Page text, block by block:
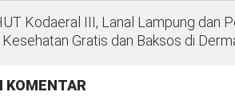
Kodaeral III, Lanal Lampung dan
Gratis dan Baksos di
KOMENTAR